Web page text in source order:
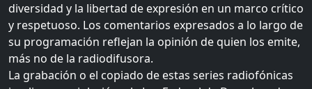
diversidad y la libertad de expresión en un marco crítico
y respetuoso. Los comentarios expresados a lo largo de
su programación reflejan la opinión de quien los emite,
más no de la radiodifusora.
La grabación o el copiado de estas series radiofónicas